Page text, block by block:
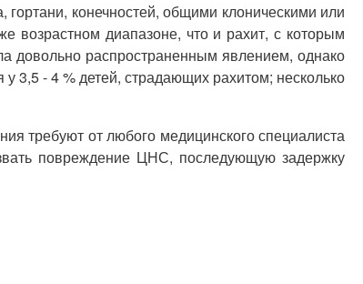
конечностей, общими клоническими или
возрастном диапазоне, что и рахит, с которым
довольно распространенным явлением, однако
3,5 - 4 % детей, страдающих рахитом; несколько
требуют от любого медицинского специалиста
повреждение ЦНС, последующую задержку